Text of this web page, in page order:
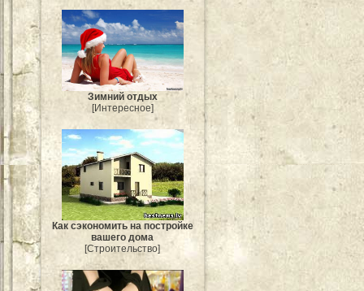
Зимний отдых
[Интересное]
Как сэкономить на постройке
вашего дома
[Строительство]